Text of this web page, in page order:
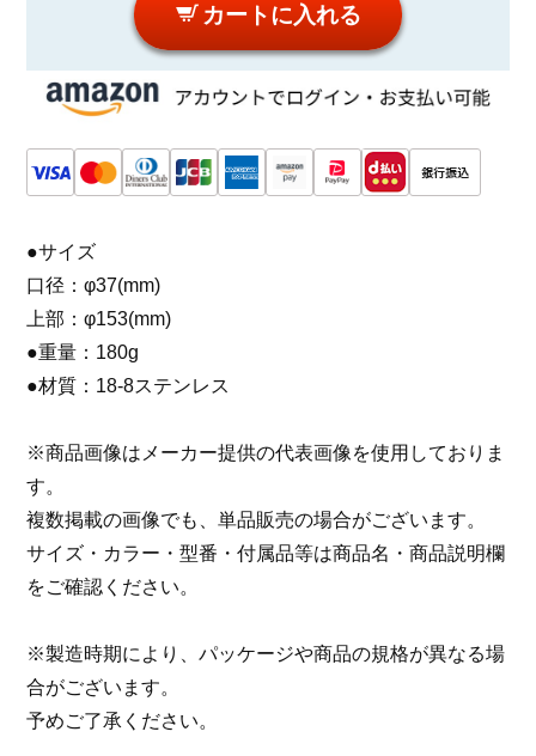
カートに入れる
●サイズ
口径：φ37(mm)
上部：φ153(mm)
●重量：180g
●材質：18-8ステンレス
※商品画像はメーカー提供の代表画像を使用しておりま
す。
複数掲載の画像でも、単品販売の場合がございます。
サイズ・カラー・型番・付属品等は商品名・商品説明欄
をご確認ください。
※製造時期により、パッケージや商品の規格が異なる場
合がございます。
予めご了承ください。